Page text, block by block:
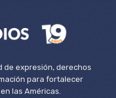
de expresión, derechos
para fortalecer
las Américas.